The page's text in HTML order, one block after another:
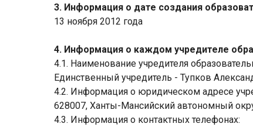
3. Информация о дате создания
13 ноября 2012 года
4. Информация о каждом учредителе
4.1. Наименование учредителя
Единственный учредитель - Тупков
4.2. Информация о юридическом адресе
628007, Ханты-Мансийский автономный
4.3. Информация о контактных телефонах: